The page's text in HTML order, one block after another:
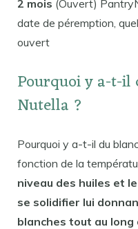
2 mois (Ouvert)
date de péremption,
ouvert
Pourquoi y a-t-il
Nutella ?
Pourquoi y a-t-il du
fonction de la
niveau des huiles et
se solidifier lui
blanches tout au